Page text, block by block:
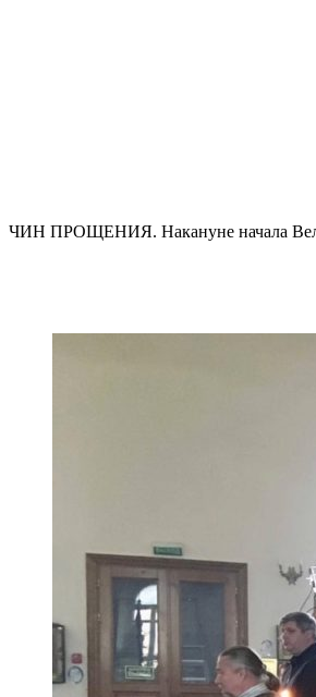
ЧИН ПРОЩЕНИЯ. Накануне начала